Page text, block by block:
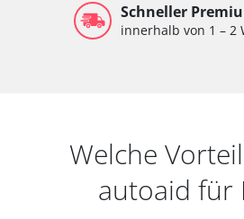
Schneller
innerhalb von 1 – 2
Welche
autoaid für